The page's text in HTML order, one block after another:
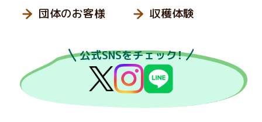
団体のお客様
収穫体験
公式SNSをチェック！